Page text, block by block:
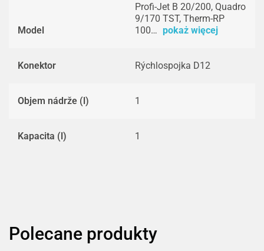
Model
Profi-Jet B 20/200, Quadro
9/170 TST, Therm-RP
100… pokaż więcej
Konektor Rýchlospojka D12
Objem nádrže (l) 1
Kapacita (l) 1
Polecane produkty